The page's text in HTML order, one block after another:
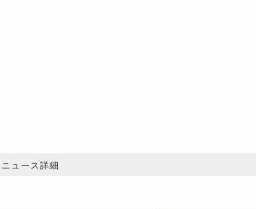
ニュース詳細